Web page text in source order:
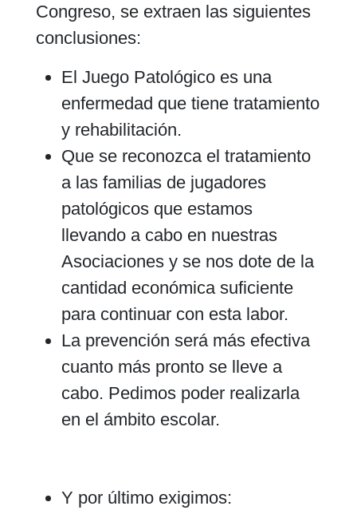
Congreso, se extraen las siguientes
conclusiones:
El Juego Patológico es una
enfermedad que tiene tratamiento
y rehabilitación.
Que se reconozca el tratamiento
a las familias de jugadores
patológicos que estamos
llevando a cabo en nuestras
Asociaciones y se nos dote de la
cantidad económica suficiente
para continuar con esta labor.
La prevención será más efectiva
cuanto más pronto se lleve a
cabo. Pedimos poder realizarla
en el ámbito escolar.
Y por último exigimos: